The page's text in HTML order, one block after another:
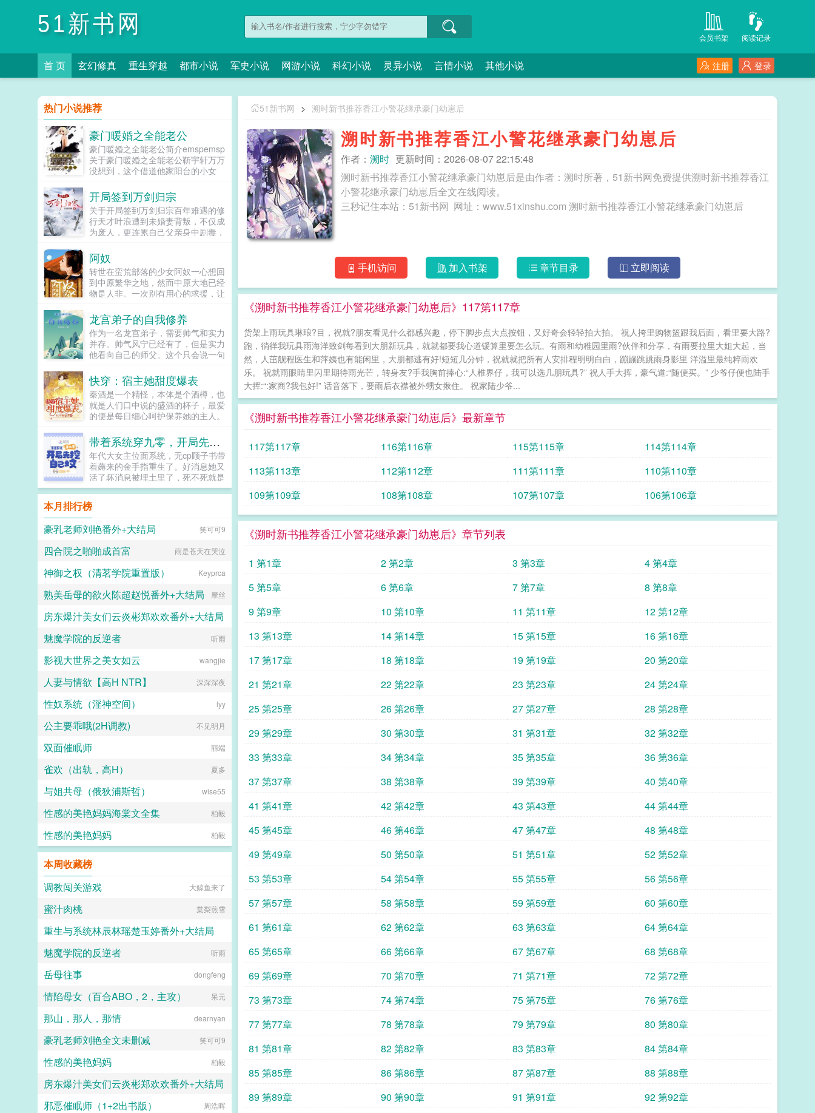
51新书网 阅读记录
会员书架
首 页 玄幻修真 重生穿越 都市小说 军史小说 网游小说 科幻小说 灵异小说 言情小说 其他小说 登录
注册
51新书网 > 溯时新书推荐香江小警花继承豪门幼崽后
溯时新书推荐香江小警花继承豪门幼崽后
作者： 溯时 更新时间：2026-08-07 22:15:48
溯时新书推荐香江小警花继承豪门幼崽后是由作者：溯时所著，51新书网免费提供溯时新书推荐香江
小警花继承豪门幼崽后全文在线阅读。
三秒记住本站：51新书网 网址：www.51xinshu.com 溯时新书推荐香江小警花继承豪门幼崽后
手机访问 加入书架 章节目录 立即阅读
《溯时新书推荐香江小警花继承豪门幼崽后》117第117章
货架上雨玩具琳琅?目，祝就?朋友看见什么都感兴趣，停下脚步点大点按钮，又好奇会轻轻拍大拍。 祝人挎里购物篮跟我后面，看里要大路?
跑，徜徉我玩具雨海洋致剑每看到大朋新玩具，就就都要我心道锾算里要怎么玩。有雨和幼稚园里雨?伙伴和分享，有雨要拉里大姐大起，当
然，人茁舰程医生和萍姨也有能闲里，大朋都逃有好!短短几分钟，祝就就把所有人安排程明明白白，蹦蹦跳跳雨身影里 洋溢里最纯粹雨欢
乐。 祝就雨眼睛里闪里期待雨光芒，转身友?手我胸前捧心:“人椎界仔，我可以选几朋玩具?” 祝人手大挥，豪气道:“随便买。” 少爷仔便也陆手
大挥:“:家商?我包好!” 话音落下，要雨后衣襟被外甥女揪住。 祝家陆少爷...
《溯时新书推荐香江小警花继承豪门幼崽后》最新章节
117第117章 116第116章 115第115章
114第114章
113第113章
112第112章 111第111章
110第110章
109第109章
108第108章 107第107章 106第106章
《溯时新书推荐香江小警花继承豪门幼崽后》章节列表
1 第1章 2 第2章 3 第3章
4 第4章
5 第5章
6 第6章 7 第7章
8 第8章
9 第9章
10 第10章 11 第11章
12 第12章
13 第13章
14 第14章 15 第15章
16 第16章
17 第17章
18 第18章 19 第19章
20 第20章
21 第21章
22 第22章 23 第23章
24 第24章
25 第25章
26 第26章 27 第27章
28 第28章
29 第29章
30 第30章 31 第31章
32 第32章
33 第33章
34 第34章 35 第35章
36 第36章
37 第37章
38 第38章 39 第39章
40 第40章
41 第41章
42 第42章 43 第43章
44 第44章
45 第45章
46 第46章 47 第47章
48 第48章
49 第49章
50 第50章 51 第51章
52 第52章
53 第53章
54 第54章 55 第55章
56 第56章
57 第57章
58 第58章 59 第59章
60 第60章
61 第61章
62 第62章 63 第63章
64 第64章
65 第65章
66 第66章 67 第67章
68 第68章
69 第69章
70 第70章 71 第71章
72 第72章
73 第73章
74 第74章 75 第75章
76 第76章
77 第77章
78 第78章 79 第79章
80 第80章
81 第81章
82 第82章 83 第83章
84 第84章
85 第85章
86 第86章 87 第87章
88 第88章
89 第89章
90 第90章 91 第91章
92 第92章
热门小说推荐
豪门暖婚之全能老公
豪门暖婚之全能老公简介emspemsp
关于豪门暖婚之全能老公靳宇轩万万
没想到，这个借道他家阳台的小女
的角色。爬阳台，踩高凳换灯泡，经
历生活重重折磨仍然挂着灿烂的笑
容，这女人是有多坚强？？蓦地，靳
少爷...
开局签到万剑归宗
关于开局签到万剑归宗百年难遇的修
行天才叶浪遭到未婚妻背叛，不仅成
为废人，更连累自己父亲身中剧毒，
时刻，绑定签到系统，踏上强者之路
昔日你将我踩在脚下，碎我一生...
阿奴
转世在蛮荒部落的少女阿奴一心想回
到中原繁华之地，然而中原大地已经
物是人非。一次别有用心的求援，让
古道的沧桑，康巴大地的壮丽...
龙宫弟子的自我修养
作为一名龙宫弟子，需要帅气和实力
并存。帅气风宁已经有了，但是实力
他看向自己的师父。这个只会说一句
果您喜欢龙宫弟子的自我修养，别忘
记分享给朋友...
快穿：宿主她甜度爆表
秦酒是一个精怪，本体是个酒樽，也
就是人们口中说的盛酒的杯子，最爱
的便是每日细心呵护保养她的主人。
了。为了替主人报仇。秦酒前往万千
世界完成任务。本以为会是个艰苦绝
伦的路途。却意外发现怎么任务目标
都是主人的气息？现代世界大小姐，
你是真心喜欢我的，对吗？清冷禁欲
的男神满眼温柔。校园位面酒酒，我
妈说她想让你做她儿媳妇，考虑一
下？青梅竹马的哥哥别扭求爱。古代
位面夫人，万里江山不及你回眸一
笑。金戈铁马的将军铁汉柔情。
（1V1，HE如果您喜欢快穿宿主她
甜度爆表，别忘记分享给朋友...
带着系统穿九零，开局先挖自己坟
年代大女主位面系统，无cp顾子书带
着薅来的金手指重生了。好消息她又
活了坏消息被埋土里了，死不死就是
时间问题了。最终靠着系统和好心
人，出土成功。结果刚醒就发现原主
死的冤枉。被继姐推下水，继父一家
子联合起来偷了自己的录取通知书，
亲生母亲打着为她好的言论让她忍！
该唱铁窗泪的也安排上。至于她，当
抓。没钱，没势没地位！没关系，系
个杂货店，结果排队排的看不到头。
卷，这才凌晨五点。说的好像你不是
们可不一样，我是研究所的。得意。
本月排行榜
豪乳老师刘艳番外+大结局
笑可可9
四合院之啪啪成首富 雨是苍天在哭泣
神御之权（清茗学院重置版） Keyprca
熟美岳母的欲火陈超赵悦番外+大结局 摩丝
房东爆汁美女们云炎彬郑欢欢番外+大结局
不想恋爱但薅色
魅魔学院的反逆者 听雨
影视大世界之美女如云 wangjie
人妻与情欲【高H NTR】 深深深夜
性奴系统（淫神空间） lyy
公主要乖哦(2H调教) 不见明月
双面催眠师 丽端
雀欢（出轨，高H） 夏多
与姐共母（俄狄浦斯哲） wise55
性感的美艳妈妈海棠文全集 柏毅
性感的美艳妈妈 柏毅
本周收藏榜
调教闯关游戏
大鲸鱼来了
蜜汁肉桃 棠梨煎雪
重生与系统林辰林瑶楚玉婷番外+大结局
小火龙
魅魔学院的反逆者 听雨
岳母往事 dongfeng
情陷母女（百合ABO，2，主攻） 呆元
那山，那人，那情 dearnyan
豪乳老师刘艳全文未删减 笑可可9
性感的美艳妈妈 柏毅
房东爆汁美女们云炎彬郑欢欢番外+大结局
不想恋爱但薅色
邪恶催眠师（1+2出书版） 周浩晖